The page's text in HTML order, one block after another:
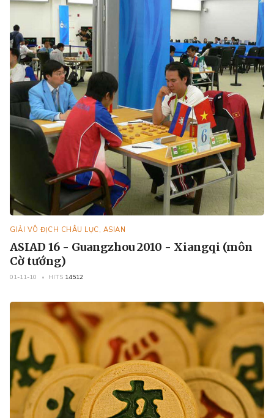
GIẢI VÔ ĐỊCH CHÂU LỤC, ASIAN
ASIAD 16 - Guangzhou 2010 - Xiangqi (môn
Cờ tướng)
01-11-10 HITS 14512